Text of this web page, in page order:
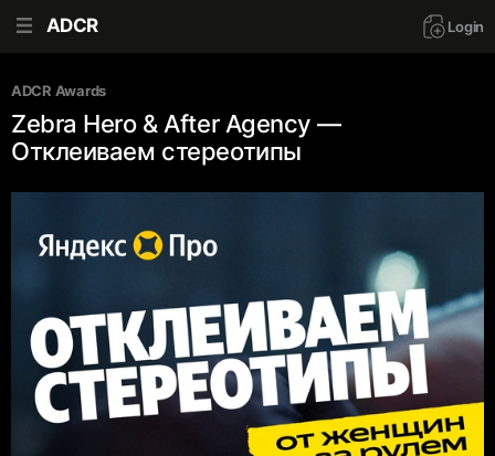
ADCR Login
ADCR Awards
Zebra Hero & After Agency —
Отклеиваем стереотипы